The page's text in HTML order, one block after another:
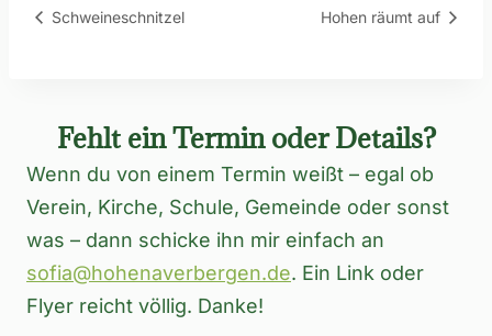
Schweineschnitzel Hohen räumt auf
Fehlt ein Termin oder Details?
Wenn du von einem Termin weißt – egal ob
Verein, Kirche, Schule, Gemeinde oder sonst
was – dann schicke ihn mir einfach an
sofia@hohenaverbergen.de. Ein Link oder
Flyer reicht völlig. Danke!